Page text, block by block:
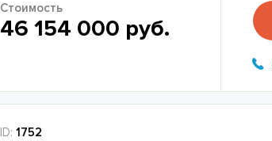
Стоимость
46 154 000 руб.
ID: 1752